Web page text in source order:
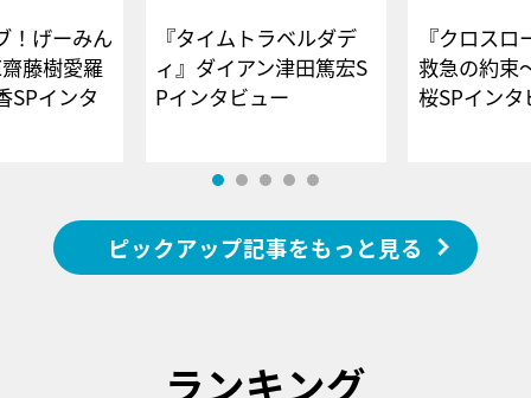
！げーみん
藤樹愛羅
SPインタ
『タイムトラベルダデ
ィ』ダイアン津田篤宏S
Pインタビュー
『クロス
救急の約束
桜SPイ
ピックアップ記事をもっと見る
ランキング